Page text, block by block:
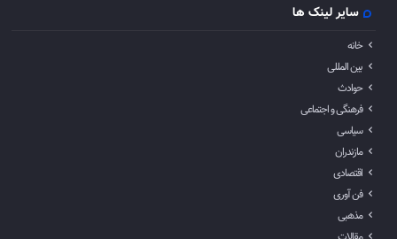
سایر لینک ها
خانه
بین المللی
حوادث
فرهنگی و اجتماعی
سیاسی
مازندران
اقتصادی
فن آوری
مذهبی